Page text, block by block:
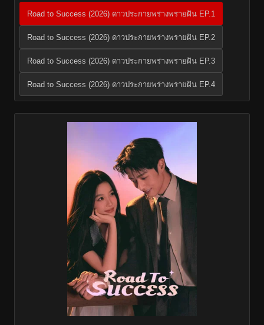
Road to Success (2026) ดาวประกายพร่างพรายฝัน EP.1
Road to Success (2026) ดาวประกายพร่างพรายฝัน EP.2
Road to Success (2026) ดาวประกายพร่างพรายฝัน EP.3
Road to Success (2026) ดาวประกายพร่างพรายฝัน EP.4